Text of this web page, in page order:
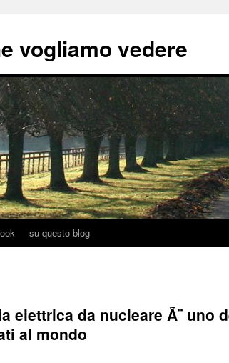
vogliamo vedere
su questo blog
elettrica da nucleare Ã¨ uno
al mondo